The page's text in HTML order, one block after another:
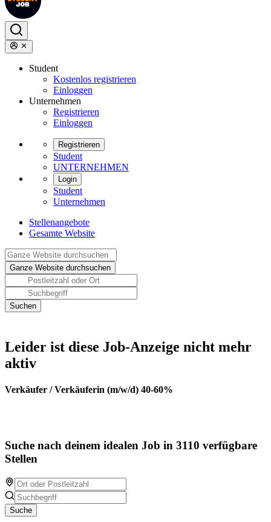
Student
Kostenlos registrieren
Einloggen
Unternehmen
Registrieren
Einloggen
Registrieren
Student
UNTERNEHMEN
Login
Student
Unternehmen
Stellenangebote
Gesamte Website
Leider ist diese Job-Anzeige nicht mehr
aktiv
Verkäufer / Verkäuferin (m/w/d) 40-60%
Suche nach deinem idealen Job in 3110 verfügbare
Stellen
Suche